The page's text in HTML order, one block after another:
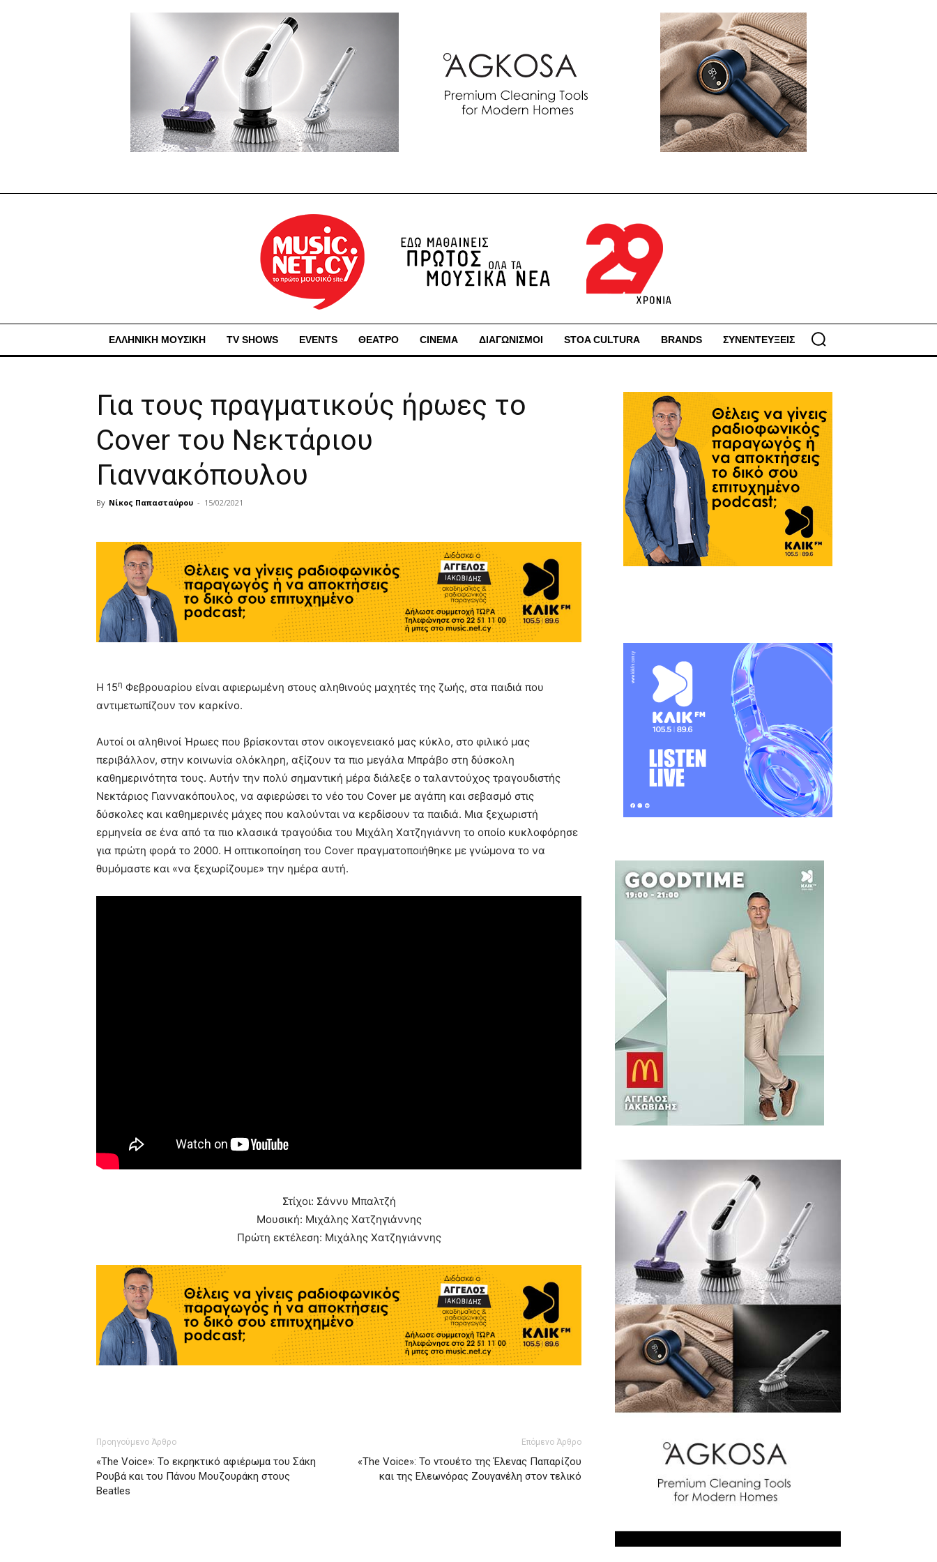
ΕΛΛΗΝΙΚΗ ΜΟΥΣΙΚΗ TV SHOWS EVENTS ΘΕΑΤΡΟ CINEMA ΔΙΑΓΩΝΙΣΜΟΙ STOA CULTURA BRANDS ΣΥΝΕΝΤΕΥΞΕΙΣ
Για τους πραγματικούς ήρωες το
Cover του Νεκτάριου
Γιαννακόπουλου
By Νίκος Παπασταύρου - 15/02/2021
Η 15η Φεβρουαρίου είναι αφιερωμένη στους αληθινούς μαχητές της ζωής, στα παιδιά που
αντιμετωπίζουν τον καρκίνο.
Αυτοί οι αληθινοί Ήρωες που βρίσκονται στον οικογενειακό μας κύκλο, στο φιλικό μας
περιβάλλον, στην κοινωνία ολόκληρη, αξίζουν τα πιο μεγάλα Μπράβο στη δύσκολη
καθημερινότητα τους. Αυτήν την πολύ σημαντική μέρα διάλεξε ο ταλαντούχος τραγουδιστής
Νεκτάριος Γιαννακόπουλος, να αφιερώσει το νέο του Cover με αγάπη και σεβασμό στις
δύσκολες και καθημερινές μάχες που καλούνται να κερδίσουν τα παιδιά. Μια ξεχωριστή
ερμηνεία σε ένα από τα πιο κλασικά τραγούδια του Μιχάλη Χατζηγιάννη το οποίο κυκλοφόρησε
για πρώτη φορά το 2000. Η οπτικοποίηση του Cover πραγματοποιήθηκε με γνώμονα το να
θυμόμαστε και «να ξεχωρίζουμε» την ημέρα αυτή.
Στίχοι: Σάννυ Μπαλτζή
Μουσική: Μιχάλης Χατζηγιάννης
Πρώτη εκτέλεση: Μιχάλης Χατζηγιάννης
Προηγούμενο Άρθρο
«The Voice»: Το εκρηκτικό αφιέρωμα του Σάκη
Ρουβά και του Πάνου Μουζουράκη στους
Beatles
Επόμενο Άρθρο
«The Voice»: Το ντουέτο της Έλενας Παπαρίζου
και της Ελεωνόρας Ζουγανέλη στον τελικό